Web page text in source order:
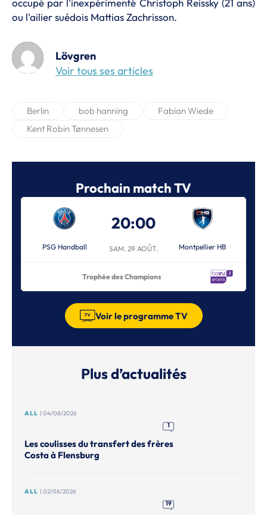
occupé par l'inexpérimenté Christoph Reissky (21 ans)
ou l'ailier suédois Mattias Zachrisson.
Lövgren
Voir tous ses articles
Berlin bob hanning
Fabian Wiede
Kent Robin Tønnesen
Prochain match TV
PSG Handball
20:00
SAM. 29 AOÛT. Montpellier HB
Trophée des Champions
Voir le programme TV
Plus d’actualités
ALL | 04/08/2026
1
Les coulisses du transfert des frères
Costa à Flensburg
ALL | 02/08/2026
19